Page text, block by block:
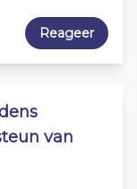
Reageer
van